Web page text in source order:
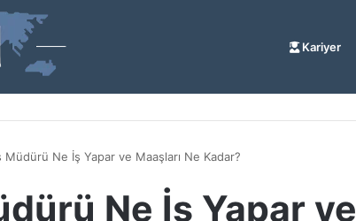
Kariyer
Müdürü Ne İş Yapar ve Maaşları Ne Kadar?
Ne İş Yapar ve